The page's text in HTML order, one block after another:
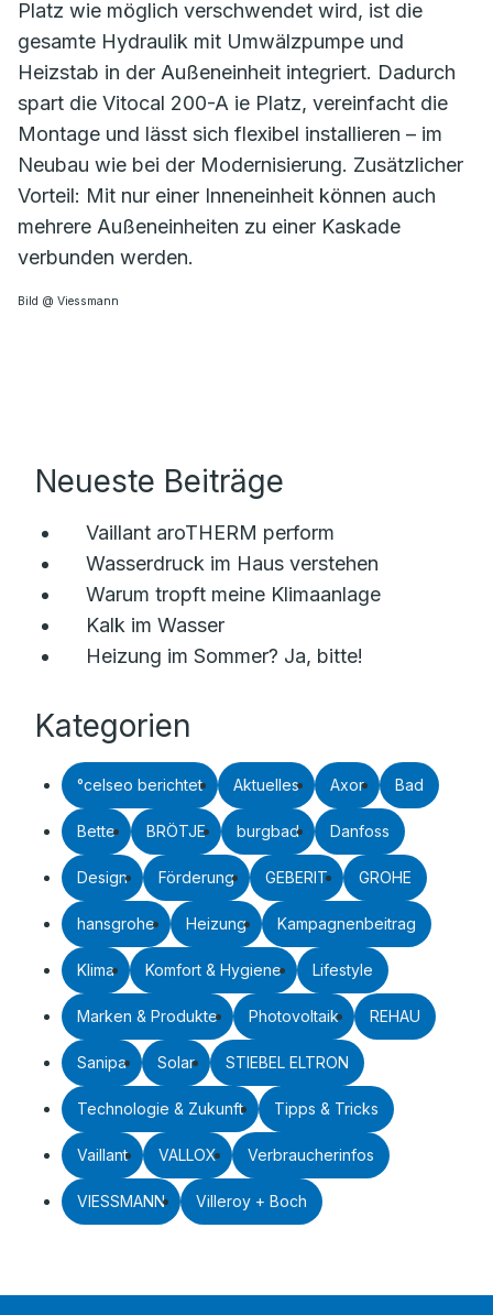
Platz wie möglich verschwendet wird, ist die
gesamte Hydraulik mit Umwälzpumpe und
Heizstab in der Außeneinheit integriert. Dadurch
spart die Vitocal 200-A ie Platz, vereinfacht die
Montage und lässt sich flexibel installieren – im
Neubau wie bei der Modernisierung. Zusätzlicher
Vorteil: Mit nur einer Inneneinheit können auch
mehrere Außeneinheiten zu einer Kaskade
verbunden werden.
Bild @ Viessmann
Neueste Beiträge
Vaillant aroTHERM perform
Wasserdruck im Haus verstehen
Warum tropft meine Klimaanlage
Kalk im Wasser
Heizung im Sommer? Ja, bitte!
Kategorien
°celseo berichtet Aktuelles Axor Bad
Bette BRÖTJE burgbad Danfoss
Design Förderung GEBERIT GROHE
hansgrohe Heizung Kampagnenbeitrag
Klima Komfort & Hygiene Lifestyle
Marken & Produkte Photovoltaik REHAU
Sanipa Solar STIEBEL ELTRON
Technologie & Zukunft Tipps & Tricks
Vaillant VALLOX Verbraucherinfos
VIESSMANN Villeroy + Boch